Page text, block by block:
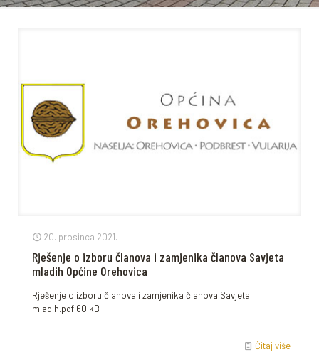
20. prosinca 2021.
Rješenje o izboru članova i zamjenika članova Savjeta
mladih Općine Orehovica
Rješenje o izboru članova i zamjenika članova Savjeta
mladih.pdf 60 kB
Čitaj više